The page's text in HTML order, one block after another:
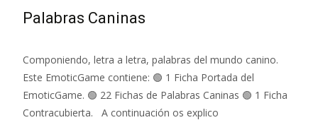
Palabras Caninas
Componiendo, letra a letra, palabras del mundo canino.
Este EmoticGame contiene: 🟢 1 Ficha Portada del
EmoticGame. 🟢 22 Fichas de Palabras Caninas 🟢 1 Ficha
Contracubierta. A continuación os explico